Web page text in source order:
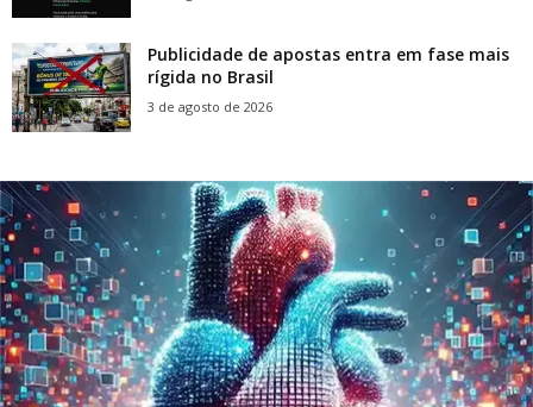
Publicidade de apostas entra em fase mais
rígida no Brasil
3 de agosto de 2026